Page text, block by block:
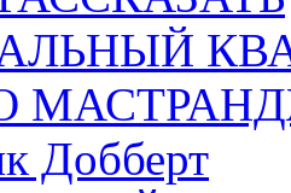
Добберт